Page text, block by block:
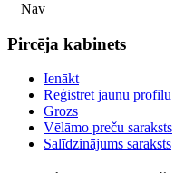
Nav
Pircēja kabinets
Ienākt
Reģistrēt jaunu profilu
Grozs
Vēlāmo preču saraksts
Salīdzinājums saraksts